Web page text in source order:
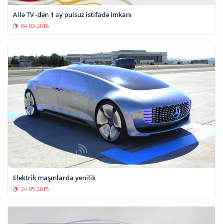
Ailə TV -dən 1 ay pulsuz istifadə imkanı
04-03-2016
Elektrik maşınlarda yenilik
24-05-2015